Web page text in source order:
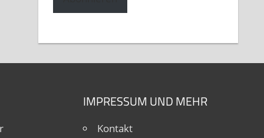
IMPRESSUM UND MEHR
Kontakt